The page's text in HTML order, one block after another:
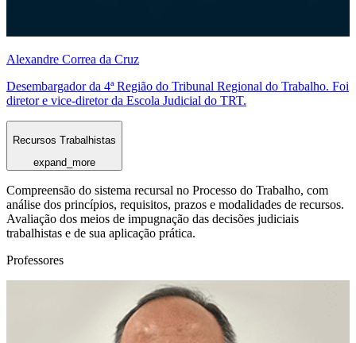
Alexandre Correa da Cruz
Desembargador da 4ª Região do Tribunal Regional do Trabalho. Foi
diretor e vice-diretor da Escola Judicial do TRT.
Recursos Trabalhistas
expand_more
Compreensão do sistema recursal no Processo do Trabalho, com
análise dos princípios, requisitos, prazos e modalidades de recursos.
Avaliação dos meios de impugnação das decisões judiciais
trabalhistas e de sua aplicação prática.
Professores